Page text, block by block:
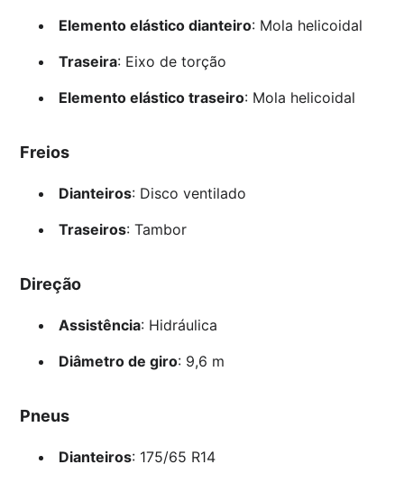
Elemento elástico dianteiro: Mola helicoidal
Traseira: Eixo de torção
Elemento elástico traseiro: Mola helicoidal
Freios
Dianteiros: Disco ventilado
Traseiros: Tambor
Direção
Assistência: Hidráulica
Diâmetro de giro: 9,6 m
Pneus
Dianteiros: 175/65 R14